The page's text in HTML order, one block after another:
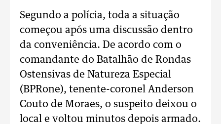
Segundo a polícia, toda a situação
começou após uma discussão dentro
da conveniência. De acordo com o
comandante do Batalhão de Rondas
Ostensivas de Natureza Especial
(BPRone), tenente-coronel Anderson
Couto de Moraes, o suspeito deixou o
local e voltou minutos depois armado.